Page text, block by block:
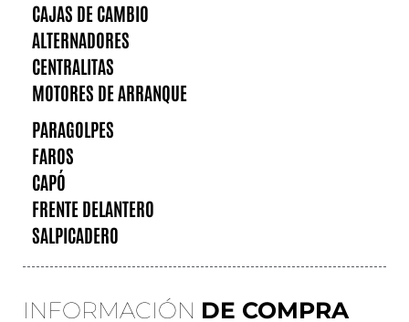
CAJAS DE CAMBIO
ALTERNADORES
CENTRALITAS
MOTORES DE ARRANQUE
PARAGOLPES
FAROS
CAPÓ
FRENTE DELANTERO
SALPICADERO
INFORMACIÓN DE COMPRA